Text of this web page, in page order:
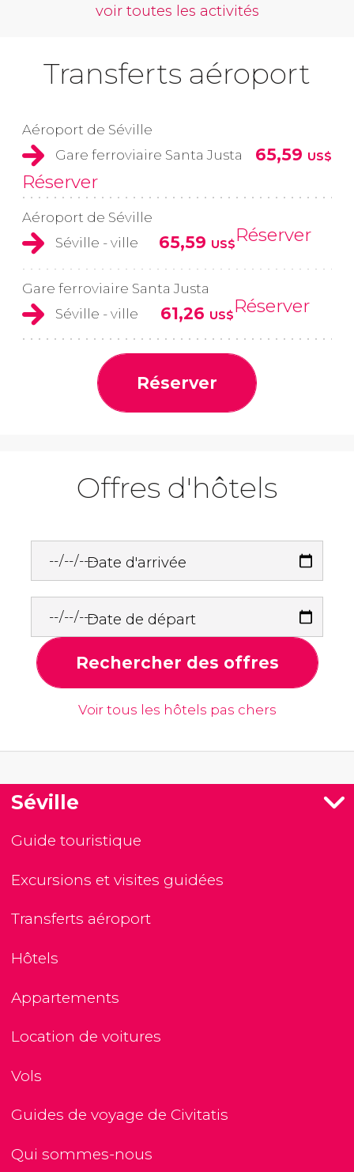
voir toutes les activités
Transferts aéroport
Aéroport de Séville
Gare ferroviaire Santa Justa
65,59 US$
Réserver
Aéroport de Séville
Séville - ville
65,59 US$Réserver
Gare ferroviaire Santa Justa
Séville - ville
61,26 US$Réserver
Réserver
Offres d'hôtels
Date d'arrivée
Date de départ
Rechercher des offres
Voir tous les hôtels pas chers
Séville
Guide touristique
Excursions et visites guidées
Transferts aéroport
Hôtels
Appartements
Location de voitures
Vols
Guides de voyage de Civitatis
Qui sommes-nous